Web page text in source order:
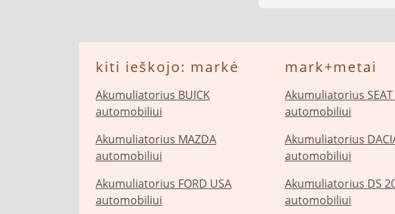
kiti ieškojo: markė
Akumuliatorius BUICK
automobiliui
Akumuliatorius MAZDA
automobiliui
Akumuliatorius FORD USA
automobiliui
mark+metai
Akumuliatorius
automobiliui
Akumuliatorius
automobiliui
Akumuliatorius DS
automobiliui